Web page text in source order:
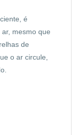
é
mesmo que
de
o ar circule,